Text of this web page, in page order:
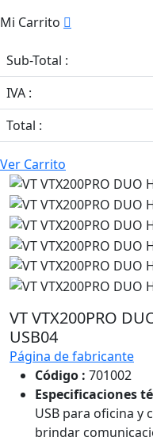
Mi Carrito
Sub-Total :
IVA :
Total :
Ver Carrito
VT VTX200PRO
USB04
Página de fabricante
Código : 701002
Especificaciones
USB para oficina y
brindar